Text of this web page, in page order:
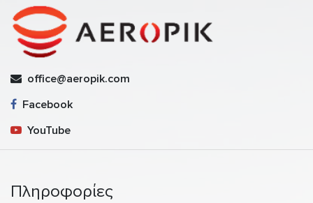
office@aeropik.com
Facebook
YouTube
Πληροφορίες